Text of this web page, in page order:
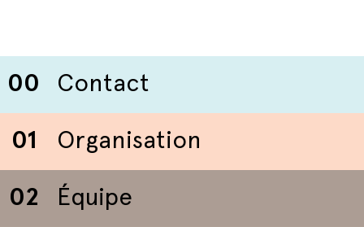
00 Contact
01 Organisation
02 Équipe